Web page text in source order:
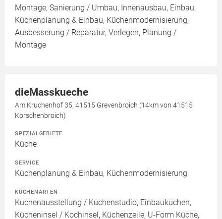
Montage, Sanierung / Umbau, Innenausbau, Einbau,
Küchenplanung & Einbau, Küchenmodernisierung,
Ausbesserung / Reparatur, Verlegen, Planung /
Montage
dieMasskueche
Am Kruchenhof 35, 41515 Grevenbroich (14km von 41515
Korschenbroich)
SPEZIALGEBIETE
Küche
SERVICE
Küchenplanung & Einbau, Küchenmodernisierung
KÜCHENARTEN
Küchenausstellung / Küchenstudio, Einbauküchen,
Kücheninsel / Kochinsel, Küchenzeile, U-Form Küche,